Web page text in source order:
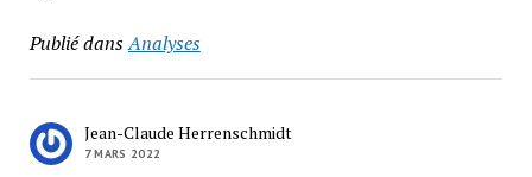
Publié dansAnalyses
Jean-Claude Herrenschmidt
7 MARS 2022